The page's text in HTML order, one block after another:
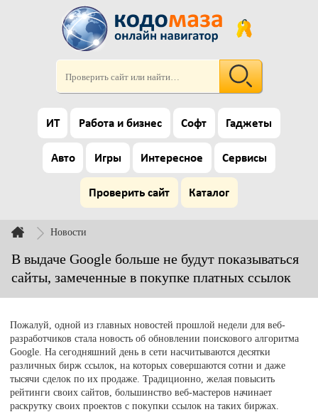
ИТ Работа и бизнес Софт Гаджеты
Авто Игры Интересное Сервисы
Проверить сайт Каталог
Новости
В выдаче Google больше не будут показываться
сайты, замеченные в покупке платных ссылок
Пожалуй, одной из главных новостей прошлой недели для веб-
разработчиков стала новость об обновлении поискового алгоритма
Google. На сегодняшний день в сети насчитываются десятки
различных бирж ссылок, на которых совершаются сотни и даже
тысячи сделок по их продаже. Традиционно, желая повысить
рейтинги своих сайтов, большинство веб-мастеров начинает
раскрутку своих проектов с покупки ссылок на таких биржах.